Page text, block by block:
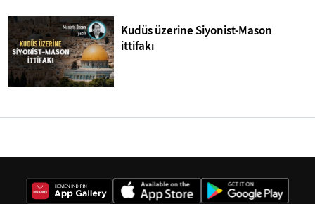
Kudüs üzerine Siyonist-Mason
ittifakı